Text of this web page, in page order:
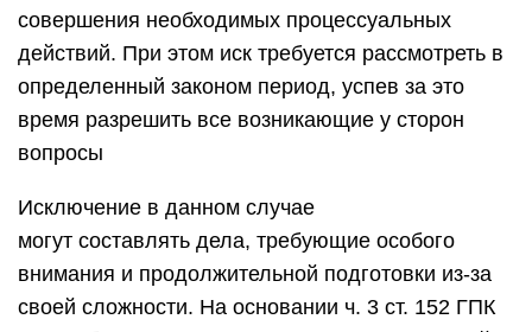
совершения необходимых процессуальных
действий. При этом иск требуется рассмотреть в
определенный законом период, успев за это
время разрешить все возникающие у сторон
вопросы
Исключение в данном случае
могут составлять дела, требующие особого
внимания и продолжительной подготовки из-за
своей сложности. На основании ч. 3 ст. 152 ГПК